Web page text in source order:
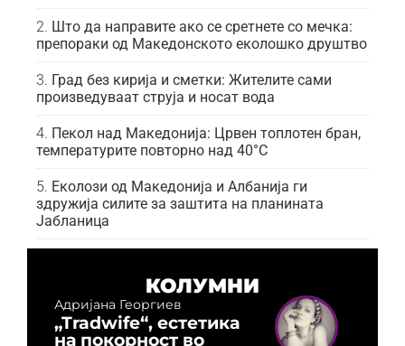
Што да направите ако се сретнете со мечка:
препораки од Македонското еколошко друштво
Град без кирија и сметки: Жителите сами
произведуваат струја и носат вода
Пекол над Македонија: Црвен топлотен бран,
температурите повторно над 40°C
Еколози од Македонија и Албанија ги
здружија силите за заштита на планината
Јабланица
КОЛУМНИ
Адријана Георгиев
„Tradwife“, естетика
на покорност во